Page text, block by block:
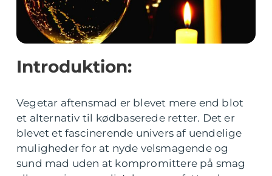
Introduktion:
Vegetar aftensmad er blevet mere end blot
et alternativ til kødbaserede retter. Det er
blevet et fascinerende univers af uendelige
muligheder for at nyde velsmagende og
sund mad uden at kompromittere på smag